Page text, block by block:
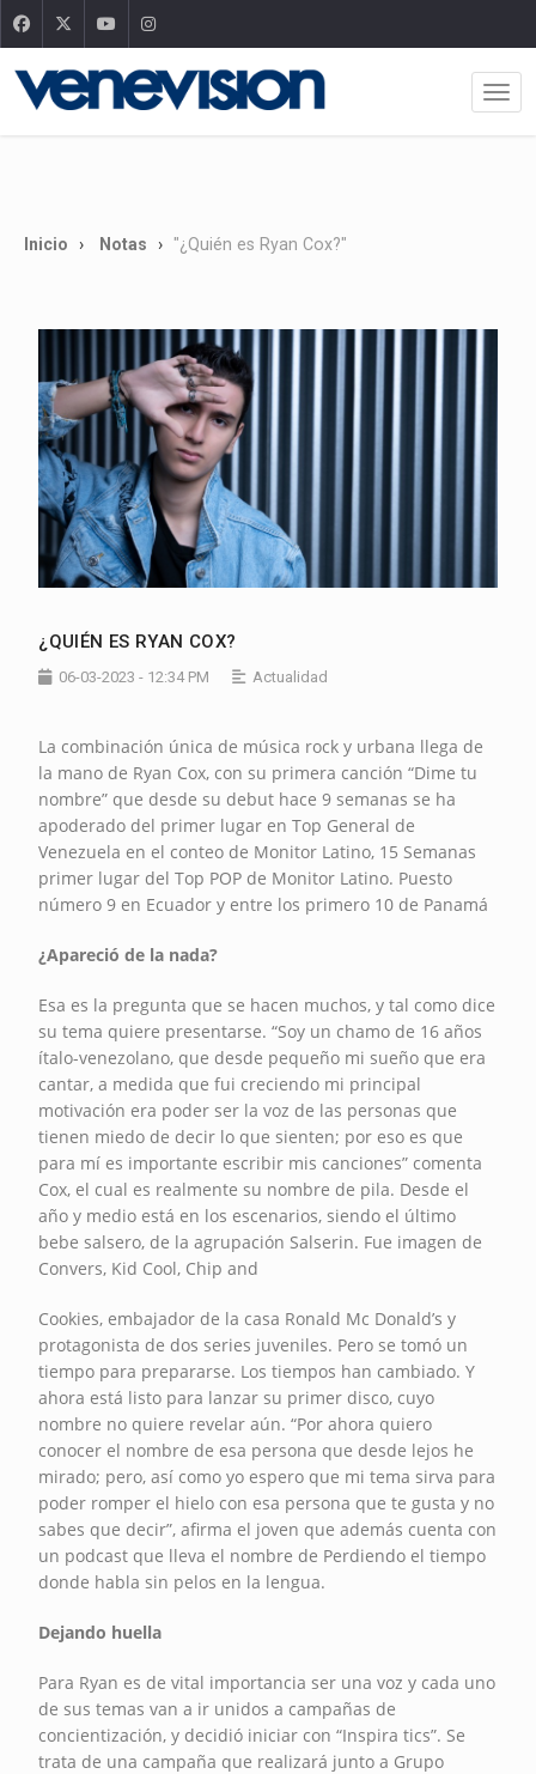
Inicio Notas "¿Quién es Ryan Cox?"
¿QUIÉN ES RYAN COX?
06-03-2023 - 12:34 PM Actualidad
La combinación única de música rock y urbana llega de
la mano de Ryan Cox, con su primera canción “Dime tu
nombre” que desde su debut hace 9 semanas se ha
apoderado del primer lugar en Top General de
Venezuela en el conteo de Monitor Latino, 15 Semanas
primer lugar del Top POP de Monitor Latino. Puesto
número 9 en Ecuador y entre los primero 10 de Panamá
¿Apareció de la nada?
Esa es la pregunta que se hacen muchos, y tal como dice
su tema quiere presentarse. “Soy un chamo de 16 años
ítalo-venezolano, que desde pequeño mi sueño que era
cantar, a medida que fui creciendo mi principal
motivación era poder ser la voz de las personas que
tienen miedo de decir lo que sienten; por eso es que
para mí es importante escribir mis canciones” comenta
Cox, el cual es realmente su nombre de pila. Desde el
año y medio está en los escenarios, siendo el último
bebe salsero, de la agrupación Salserin. Fue imagen de
Convers, Kid Cool, Chip and
Cookies, embajador de la casa Ronald Mc Donald’s y
protagonista de dos series juveniles. Pero se tomó un
tiempo para prepararse. Los tiempos han cambiado. Y
ahora está listo para lanzar su primer disco, cuyo
nombre no quiere revelar aún. “Por ahora quiero
conocer el nombre de esa persona que desde lejos he
mirado; pero, así como yo espero que mi tema sirva para
poder romper el hielo con esa persona que te gusta y no
sabes que decir”, afirma el joven que además cuenta con
un podcast que lleva el nombre de Perdiendo el tiempo
donde habla sin pelos en la lengua.
Dejando huella
Para Ryan es de vital importancia ser una voz y cada uno
de sus temas van a ir unidos a campañas de
concientización, y decidió iniciar con “Inspira tics”. Se
trata de una campaña que realizará junto a Grupo